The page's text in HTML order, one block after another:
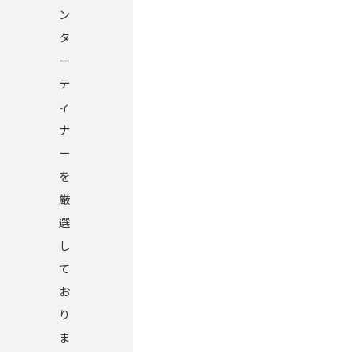
ン
タ
ー
テ
ィ
ナ
ー
を
厳
選
し
て
お
り
ま